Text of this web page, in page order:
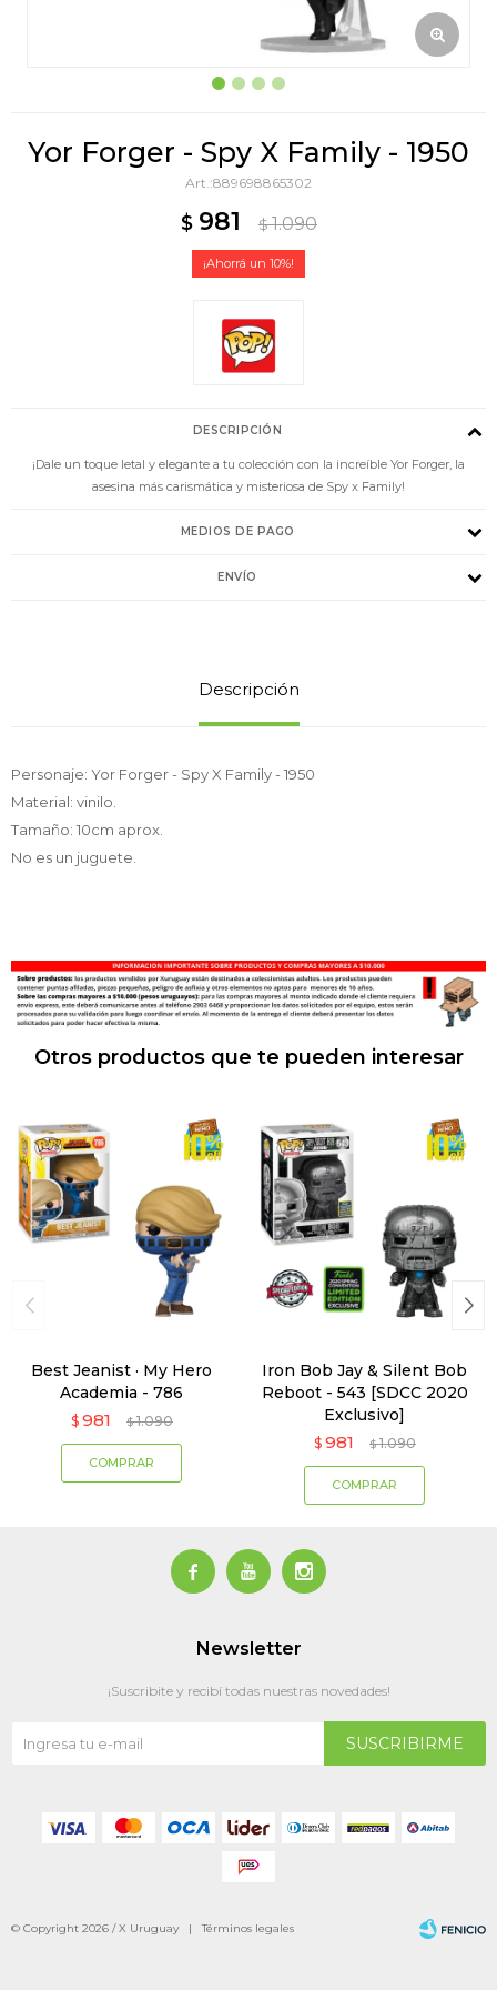
Yor Forger - Spy X Family - 1950
889698865302
$ 981 $ 1.090
10
DESCRIPCIÓN
¡Dale un toque letal y elegante a tu colección con la increíble Yor Forger, la
asesina más carismática y misteriosa de Spy x Family!
MEDIOS DE PAGO
ENVÍO
Descripción
Personaje: Yor Forger - Spy X Family - 1950
Material: vinilo.
Tamaño: 10cm aprox.
No es un juguete.
Otros productos que te pueden interesar
Best Jeanist · My Hero
Academia - 786
$ 981 $ 1.090
Iron Bob Jay & Silent Bob
Reboot - 543 [SDCC 2020
Exclusivo]
$ 981 $ 1.090
  
Newsletter
¡Suscribite y recibí todas nuestras novedades!
SUSCRIBIRME
© Copyright 2026 / X Uruguay |Términos legales